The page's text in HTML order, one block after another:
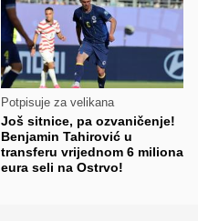
Potpisuje za velikana
Još sitnice, pa ozvaničenje!
Benjamin Tahirović u
transferu vrijednom 6 miliona
eura seli na Ostrvo!